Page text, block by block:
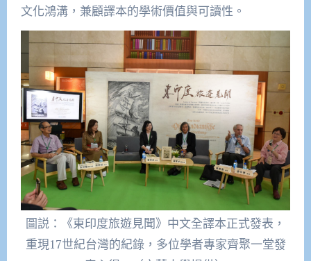
文化鴻溝，兼顧譯本的學術價值與可讀性。
圖説：《東印度旅遊見聞》中文全譯本正式發表，
重現17世紀台灣的紀錄，多位學者專家齊聚一堂發